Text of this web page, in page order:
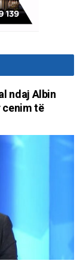
ndaj Albin
cenim të